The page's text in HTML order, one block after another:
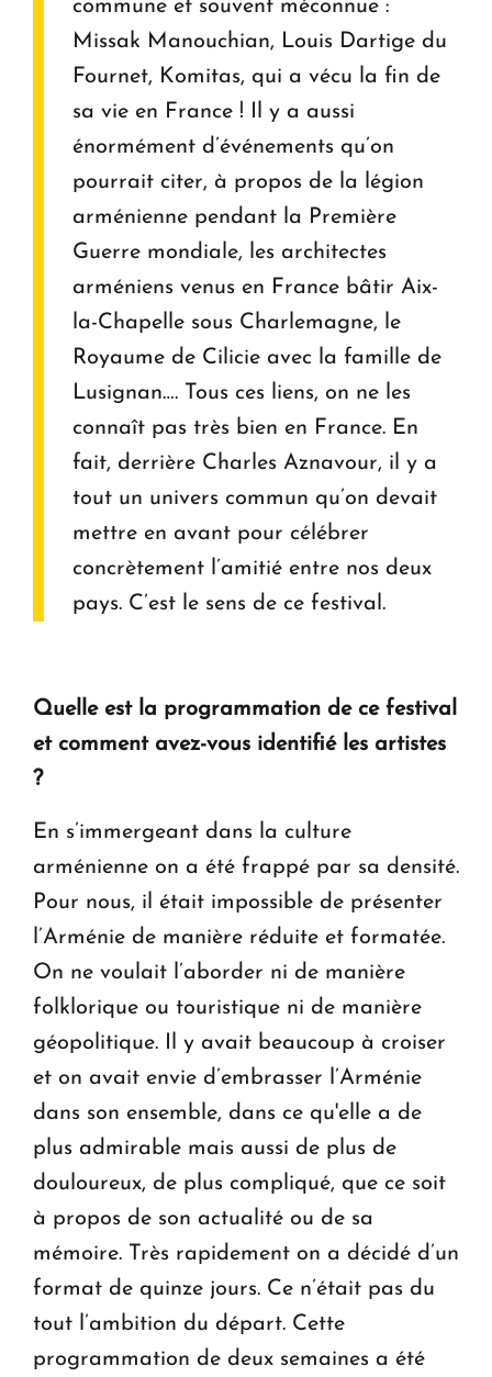
commune et souvent méconnue :
Missak Manouchian, Louis Dartige du
Fournet, Komitas, qui a vécu la fin de
sa vie en France ! Il y a aussi
énormément d’événements qu’on
pourrait citer, à propos de la légion
arménienne pendant la Première
Guerre mondiale, les architectes
arméniens venus en France bâtir Aix-
la-Chapelle sous Charlemagne, le
Royaume de Cilicie avec la famille de
Lusignan…. Tous ces liens, on ne les
connaît pas très bien en France. En
fait, derrière Charles Aznavour, il y a
tout un univers commun qu’on devait
mettre en avant pour célébrer
concrètement l’amitié entre nos deux
pays. C’est le sens de ce festival.
Quelle est la programmation de ce festival
et comment avez-vous identifié les artistes
?
En s’immergeant dans la culture
arménienne on a été frappé par sa densité.
Pour nous, il était impossible de présenter
l’Arménie de manière réduite et formatée.
On ne voulait l’aborder ni de manière
folklorique ou touristique ni de manière
géopolitique. Il y avait beaucoup à croiser
et on avait envie d’embrasser l’Arménie
dans son ensemble, dans ce qu'elle a de
plus admirable mais aussi de plus de
douloureux, de plus compliqué, que ce soit
à propos de son actualité ou de sa
mémoire. Très rapidement on a décidé d’un
format de quinze jours. Ce n’était pas du
tout l’ambition du départ. Cette
programmation de deux semaines a été